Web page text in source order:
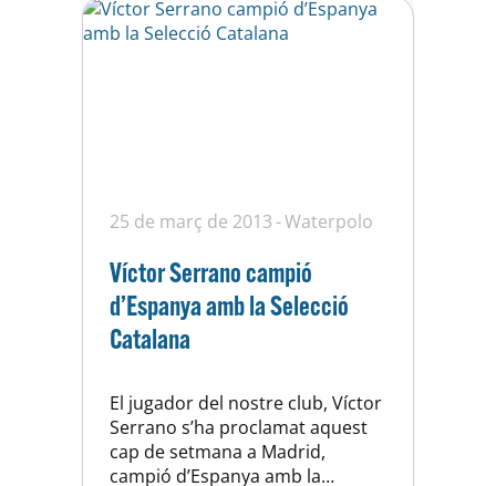
25 de març de 2013 Waterpolo
Víctor Serrano campió
d’Espanya amb la Selecció
Catalana
El jugador del nostre club, Víctor
Serrano s’ha proclamat aquest
cap de setmana a Madrid,
campió d’Espanya amb la